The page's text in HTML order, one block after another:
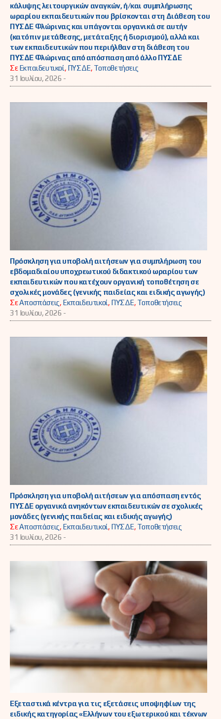
κάλυψης λειτουργικών αναγκών, ή/και συμπλήρωσης
ωραρίου εκπαιδευτικών που βρίσκονται στη Διάθεση του
ΠΥΣΔΕ Φλώρινας και υπάγονται οργανικά σε αυτήν
(κατόπιν μετάθεσης, μετάταξης ή διορισμού), αλλά και
των εκπαιδευτικών που περιήλθαν στη διάθεση του
ΠΥΣΔΕ Φλώρινας από απόσπαση από άλλο ΠΥΣΔΕ
ΣεΕκπαιδευτικοί, ΠΥΣΔΕ, Τοποθετήσεις
31 Ιουλίου, 2026 -
Πρόσκληση για υποβολή αιτήσεων για συμπλήρωση του
εβδομαδιαίου υποχρεωτικού διδακτικού ωραρίου των
εκπαιδευτικών που κατέχουν οργανική τοποθέτηση σε
σχολικές μονάδες (γενικής παιδείας και ειδικής αγωγής)
ΣεΑποσπάσεις, Εκπαιδευτικοί, ΠΥΣΔΕ, Τοποθετήσεις
31 Ιουλίου, 2026 -
Πρόσκληση για υποβολή αιτήσεων για απόσπαση εντός
ΠΥΣΔΕ οργανικά ανηκόντων εκπαιδευτικών σε σχολικές
μονάδες (γενικής παιδείας και ειδικής αγωγής)
ΣεΑποσπάσεις, Εκπαιδευτικοί, ΠΥΣΔΕ, Τοποθετήσεις
31 Ιουλίου, 2026 -
Εξεταστικά κέντρα για τις εξετάσεις υποψηφίων της
ειδικής κατηγορίας «Ελλήνων του εξωτερικού και τέκνων